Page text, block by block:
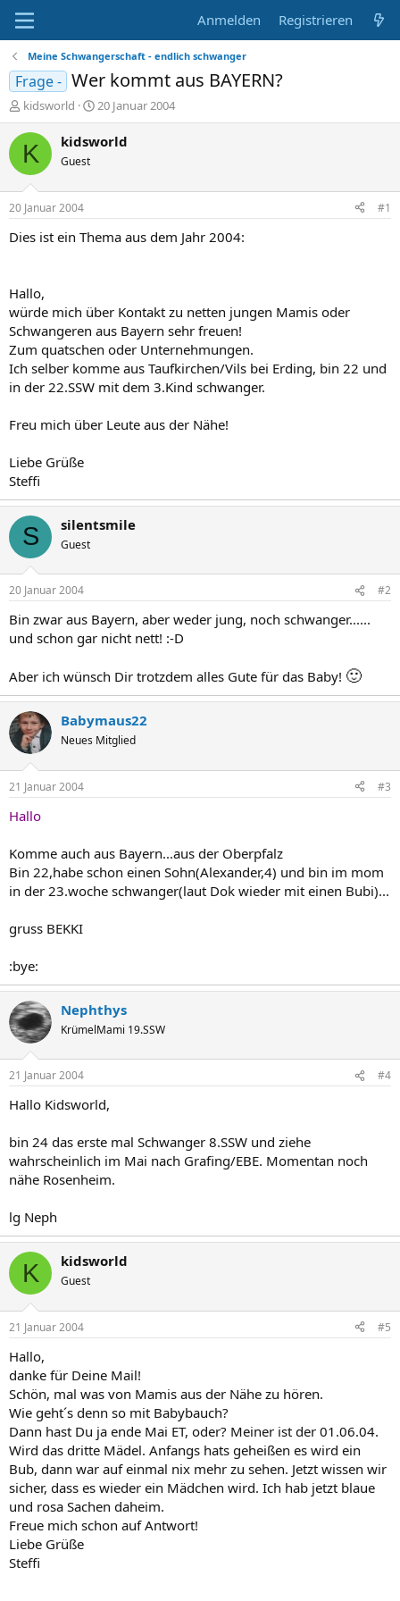
Anmelden Registrieren
Meine Schwangerschaft - endlich schwanger
Frage - Wer kommt aus BAYERN?
E
r
s
e
r
kidsworld
E
r
s
t
a
20 Januar 2004
K kidsworld
Guest
20 Januar 2004 #1
Dies ist ein Thema aus dem Jahr 2004:
Hallo,
würde mich über Kontakt zu netten jungen Mamis oder
Schwangeren aus Bayern sehr freuen!
Zum quatschen oder Unternehmungen.
Ich selber komme aus Taufkirchen/Vils bei Erding, bin 22 und
in der 22.SSW mit dem 3.Kind schwanger.
Freu mich über Leute aus der Nähe!
Liebe Grüße
Steffi
S silentsmile
Guest
20 Januar 2004 #2
Bin zwar aus Bayern, aber weder jung, noch schwanger......
und schon gar nicht nett! :-D
Aber ich wünsch Dir trotzdem alles Gute für das Baby! 🙂
Babymaus22
Neues Mitglied
21 Januar 2004 #3
Hallo
Komme auch aus Bayern...aus der Oberpfalz
Bin 22,habe schon einen Sohn(Alexander,4) und bin im mom
in der 23.woche schwanger(laut Dok wieder mit einen Bubi)...
gruss BEKKI
:bye:
Nephthys
KrümelMami 19.SSW
21 Januar 2004 #4
Hallo Kidsworld,
bin 24 das erste mal Schwanger 8.SSW und ziehe
wahrscheinlich im Mai nach Grafing/EBE. Momentan noch
nähe Rosenheim.
lg Neph
K kidsworld
Guest
21 Januar 2004 #5
Hallo,
danke für Deine Mail!
Schön, mal was von Mamis aus der Nähe zu hören.
Wie geht´s denn so mit Babybauch?
Dann hast Du ja ende Mai ET, oder? Meiner ist der 01.06.04.
Wird das dritte Mädel. Anfangs hats geheißen es wird ein
Bub, dann war auf einmal nix mehr zu sehen. Jetzt wissen wir
sicher, dass es wieder ein Mädchen wird. Ich hab jetzt blaue
und rosa Sachen daheim.
Freue mich schon auf Antwort!
Liebe Grüße
Steffi